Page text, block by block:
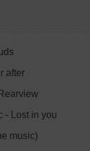
after
- Lost in you
music)